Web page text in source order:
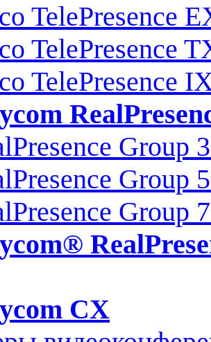
TelePresence
TelePresence
TelePresence
Group
Group
Group
CX